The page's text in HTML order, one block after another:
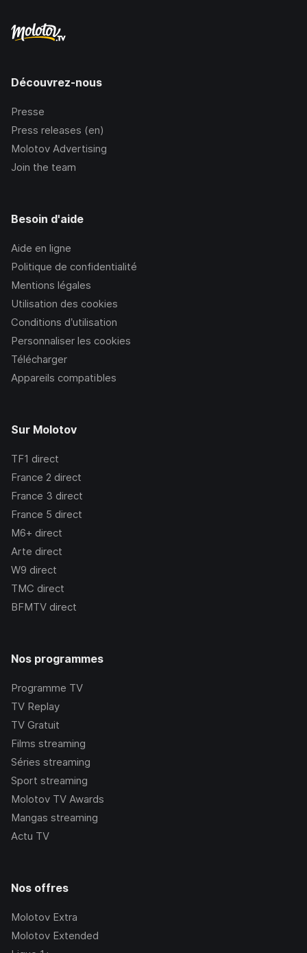
Découvrez-nous
Presse
Press releases (en)
Molotov Advertising
Join the team
Besoin d'aide
Aide en ligne
Politique de confidentialité
Mentions légales
Utilisation des cookies
Conditions d’utilisation
Personnaliser les cookies
Télécharger
Appareils compatibles
Sur Molotov
TF1 direct
France 2 direct
France 3 direct
France 5 direct
M6+ direct
Arte direct
W9 direct
TMC direct
BFMTV direct
Nos programmes
Programme TV
TV Replay
TV Gratuit
Films streaming
Séries streaming
Sport streaming
Molotov TV Awards
Mangas streaming
Actu TV
Nos offres
Molotov Extra
Molotov Extended